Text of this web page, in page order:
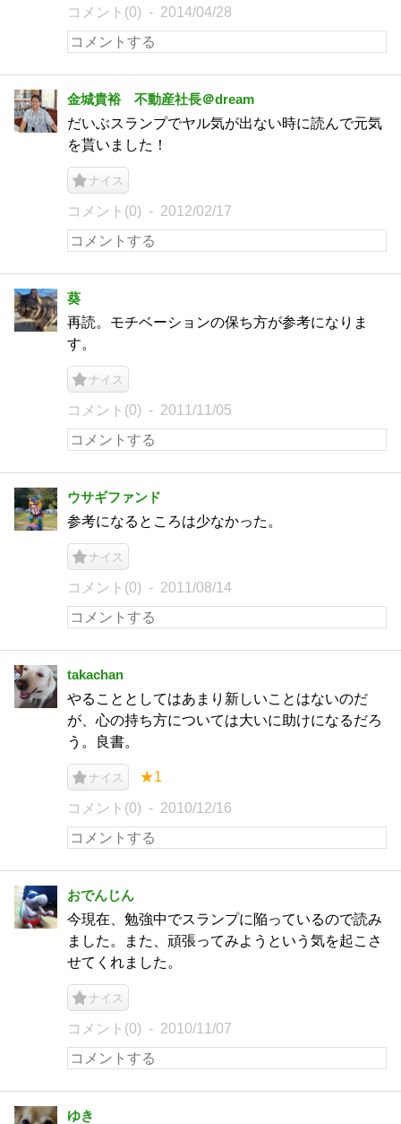
コメント(0) 2014/04/28
金城貴裕 不動産社長＠dream
だいぶスランプでヤル気が出ない時に読んで元気
を貰いました！
ナイス
コメント(0) 2012/02/17
葵
再読。モチベーションの保ち方が参考になりま
す。
ナイス
コメント(0) 2011/11/05
ウサギファンド
参考になるところは少なかった。
ナイス
コメント(0) 2011/08/14
takachan
やることとしてはあまり新しいことはないのだ
が、心の持ち方については大いに助けになるだろ
う。良書。
ナイス ★1
コメント(0) 2010/12/16
おでんじん
今現在、勉強中でスランプに陥っているので読み
ました。また、頑張ってみようという気を起こさ
せてくれました。
ナイス
コメント(0) 2010/11/07
ゆき